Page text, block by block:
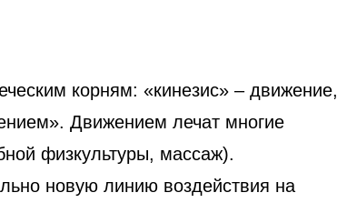
корням: «кинезис» – движение,
Движением лечат многие
физкультуры, массаж).
новую линию воздействия на